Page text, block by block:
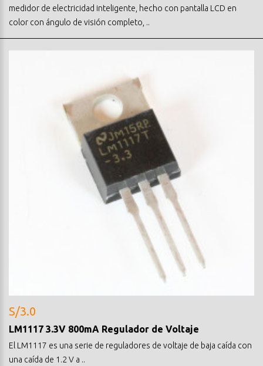
medidor de electricidad inteligente, hecho con pantalla LCD en
color con ángulo de visión completo, ..
S/3.0
LM1117 3.3V 800mA Regulador de Voltaje
El LM1117 es una serie de reguladores de voltaje de baja caída con
una caída de 1.2 V a ..